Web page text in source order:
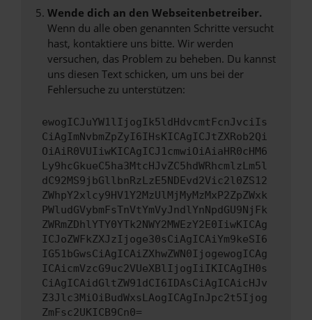
Wende dich an den Webseitenbetreiber.
Wenn du alle oben genannten Schritte versucht
hast, kontaktiere uns bitte. Wir werden
versuchen, das Problem zu beheben. Du kannst
uns diesen Text schicken, um uns bei der
Fehlersuche zu unterstützen:
ewogICJuYW1lIjogIk5ldHdvcmtFcnJvciIs
CiAgImNvbmZpZyI6IHsKICAgICJtZXRob2Qi
OiAiR0VUIiwKICAgICJ1cmwiOiAiaHR0cHM6
Ly9hcGkueC5ha3MtcHJvZC5hdWRhcmlzLm5l
dC92MS9jbGllbnRzLzE5NDEvd2Vic2l0ZS12
ZWhpY2xlcy9HV1Y2MzUlMjMyMzMxP2ZpZWxk
PWludGVybmFsTnVtYmVyJndlYnNpdGU9NjFk
ZWRmZDhlYTY0YTk2NWY2MWEzY2E0IiwKICAg
ICJoZWFkZXJzIjoge30sCiAgICAiYm9keSI6
IG51bGwsCiAgICAiZXhwZWN0IjogewogICAg
ICAicmVzcG9uc2VUeXBlIjogIiIKICAgIH0s
CiAgICAidGltZW91dCI6IDAsCiAgICAicHJv
Z3Jlc3MiOiBudWxsLAogICAgInJpc2t5Ijog
ZmFsc2UKICB9Cn0=